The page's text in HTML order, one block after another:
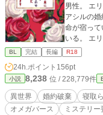
男性。 エ
アシルの
命が宿っ
いる。 エ
を本来の婚
くれた。
たのも束の
かけてきた
い人で、洸
内に、アシ
BL 完結 長編 R18
24h.ポイント 156pt
小説 8,238 位 / 228,779件
異世界 婚約破棄 寝取
オメガバース
ミステリー